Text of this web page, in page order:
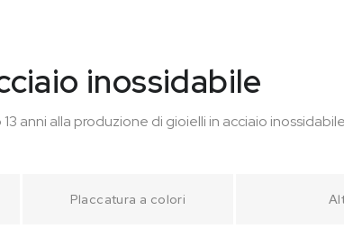
inossidabile
anni alla produzione di gioielli in acciaio
Placcatura a colori